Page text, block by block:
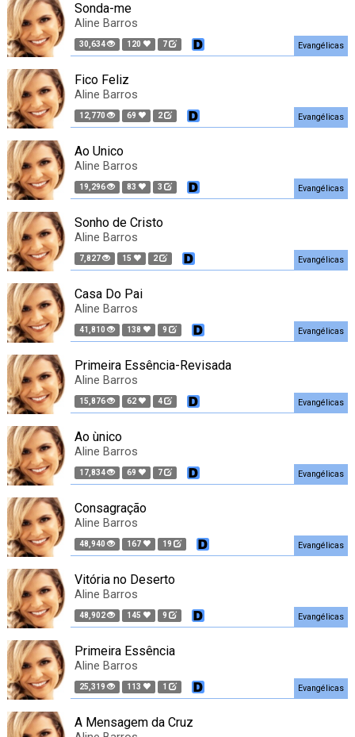
Sonda-me
Aline Barros
30,634 120 7 Evangélicas
Fico Feliz
Aline Barros
12,770 69 2 Evangélicas
Ao Unico
Aline Barros
19,296 83 3 Evangélicas
Sonho de Cristo
Aline Barros
7,827 15 2 Evangélicas
Casa Do Pai
Aline Barros
41,810 138 9 Evangélicas
Primeira Essência-Revisada
Aline Barros
15,876 62 4 Evangélicas
Ao ùnico
Aline Barros
17,834 69 7 Evangélicas
Consagração
Aline Barros
48,940 167 19 Evangélicas
Vitória no Deserto
Aline Barros
48,902 145 9 Evangélicas
Primeira Essência
Aline Barros
25,319 113 1 Evangélicas
A Mensagem da Cruz